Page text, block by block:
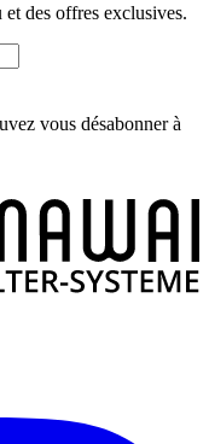
des offres exclusives.
vous désabonner à